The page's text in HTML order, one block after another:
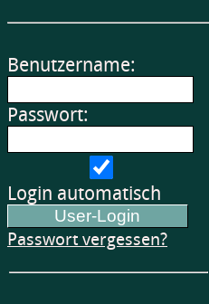
Benutzername:
Passwort:
Login automatisch
Passwort vergessen?